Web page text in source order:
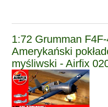
1:72 Grumman
Amerykański
myśliwski - Airfix